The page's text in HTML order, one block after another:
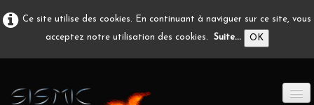
Ce site utilise des cookies. En continuant à naviguer sur ce site, vous
acceptez notre utilisation des cookies. Suite... OK